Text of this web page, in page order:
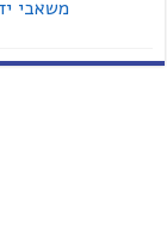
משאבי